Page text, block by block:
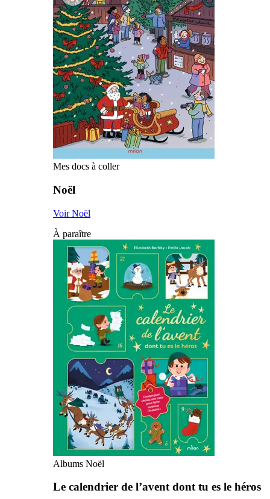
Mes docs à coller
Noël
Voir Noël
À paraître
Albums Noël
Le calendrier de l’avent dont tu es le héros